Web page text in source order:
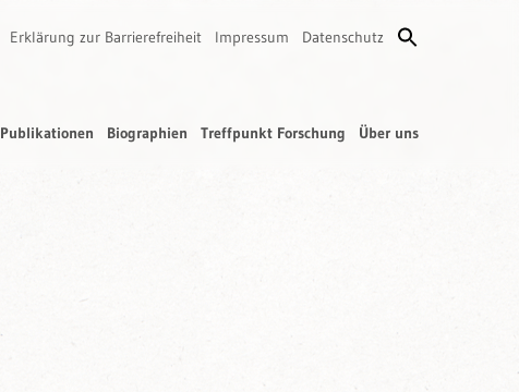
Erklärung zur Barrierefreiheit Impressum Datenschutz
Publikationen Biographien Treffpunkt Forschung Über uns